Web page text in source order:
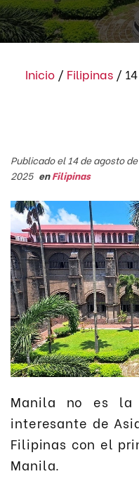
Inicio / Filipinas /
Publicado el 14 de agosto de
2025 enFilipinas
Manila no es la
interesante de
Filipinas con el
Manila.